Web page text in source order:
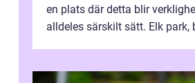
en plats där detta blir
alldeles särskilt sätt. Elk park,